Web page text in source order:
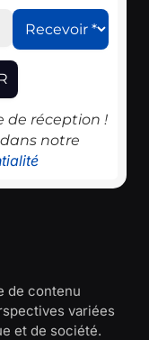
de réception !
notre
de contenu
variées
et de société.